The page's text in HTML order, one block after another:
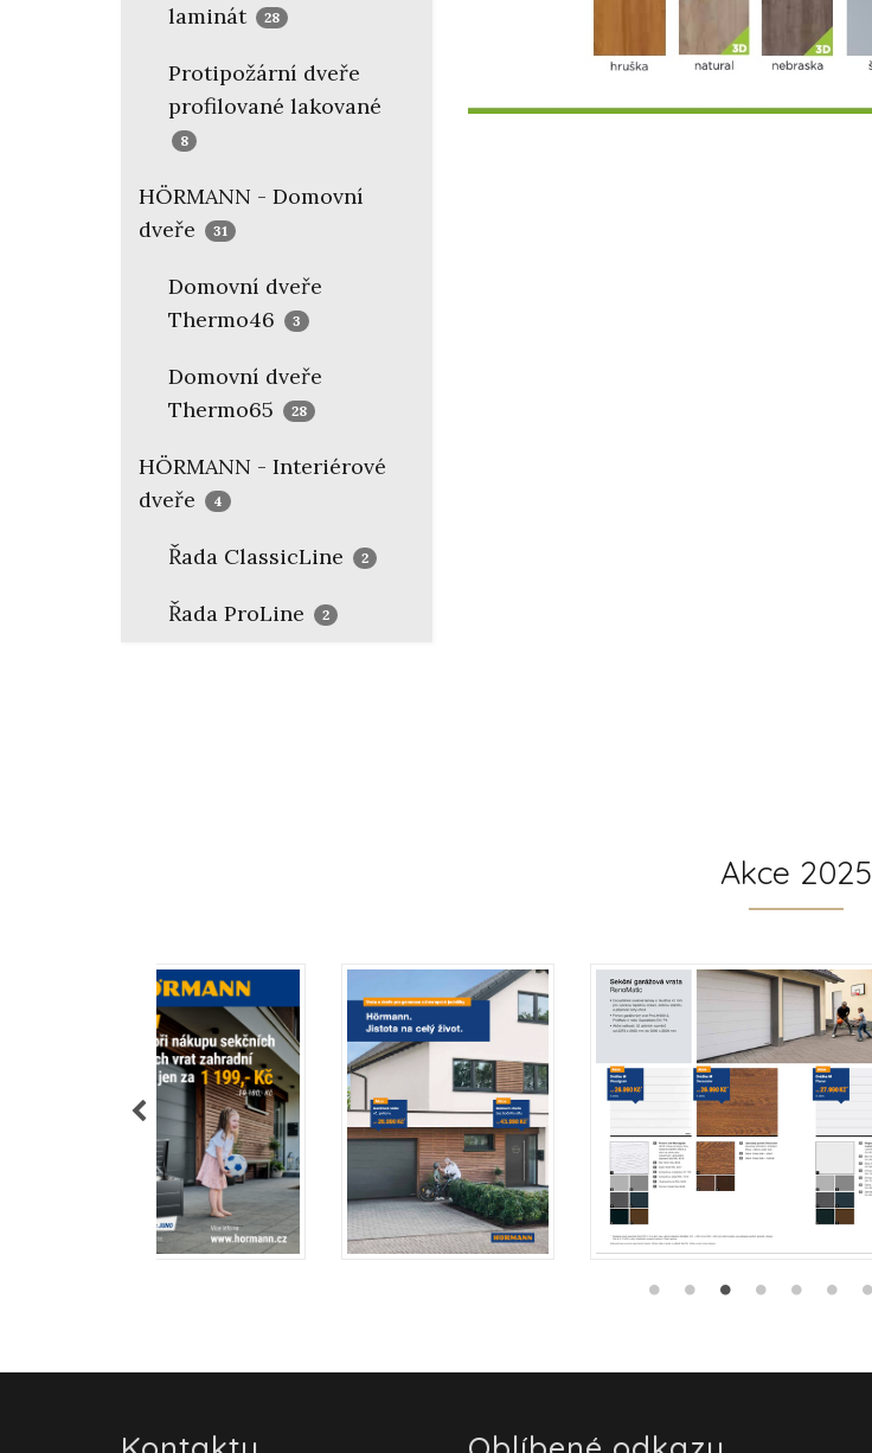
laminát
28
Protipožární dveře
profilované lakované
8
HÖRMANN - Domovní
dveře
31
Domovní dveře
Thermo46
3
Domovní dveře
Thermo65
28
HÖRMANN - Interiérové
dveře
4
Řada ClassicLine 2
Řada ProLine 2
Akce 2025